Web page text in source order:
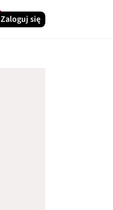
Zaloguj się